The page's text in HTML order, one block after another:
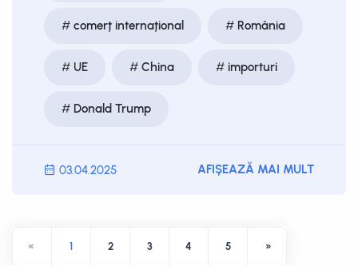
comerț internațional România
UE China importuri
Donald Trump
03.04.2025 AFIȘEAZĂ MAI MULT
« 1 2 3 4 5 »